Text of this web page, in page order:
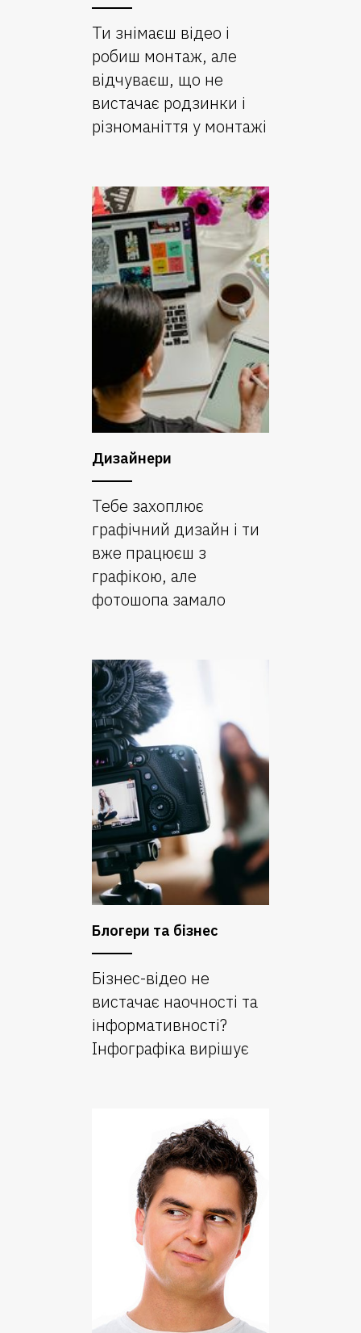
Ти знімаєш відео і
робиш монтаж, але
відчуваєш, що не
вистачає родзинки і
різноманіття у монтажі
Дизайнери
Тебе захоплює
графічний дизайн і ти
вже працюєш з
графікою, але
фотошопа замало
Блогери та бізнес
Бізнес-відео не
вистачає наочності та
інформативності?
Інфографіка вирішує